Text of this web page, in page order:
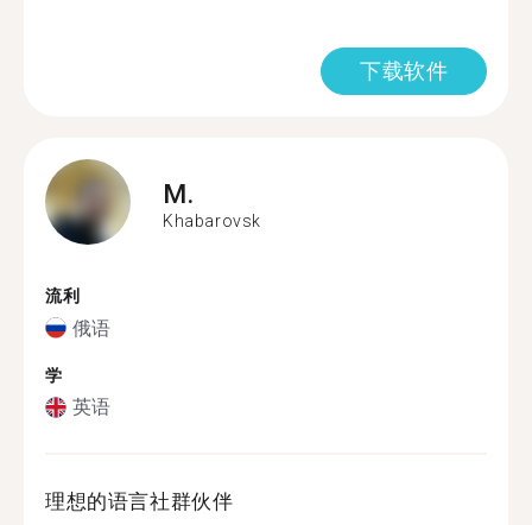
下载软件
M.
Khabarovsk
流利
俄语
学
英语
理想的语言社群伙伴